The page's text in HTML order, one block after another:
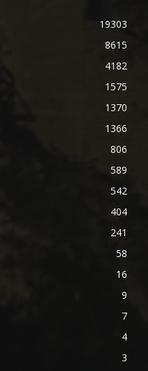
19303
8615
4182
1575
1370
1366
806
589
542
404
241
58
16
9
7
4
3